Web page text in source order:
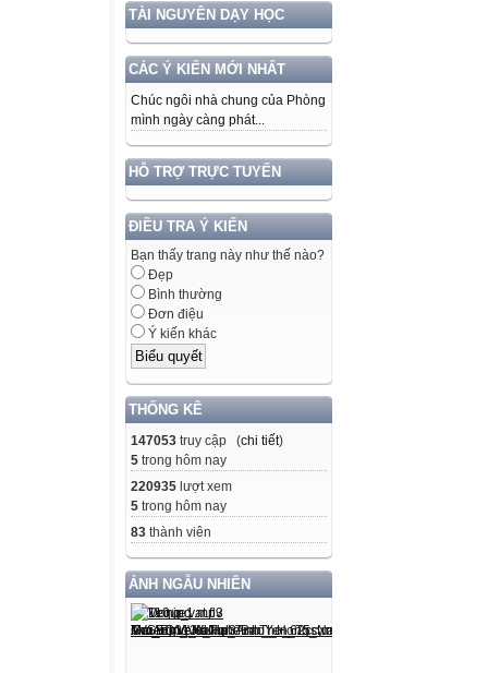
TÀI NGUYÊN DẠY HỌC
CÁC Ý KIẾN MỚI NHẤT
Chúc ngôi nhà chung của Phòng
mình ngày càng phát...
HỖ TRỢ TRỰC TUYẾN
ĐIỀU TRA Ý KIẾN
Bạn thấy trang này như thế nào?
Đẹp
Bình thường
Đơn điệu
Ý kiến khác
THỐNG KÊ
147053 truy cập (chi tiết)
5 trong hôm nay
220935 lượt xem
5 trong hôm nay
83 thành viên
ẢNH NGẪU NHIÊN